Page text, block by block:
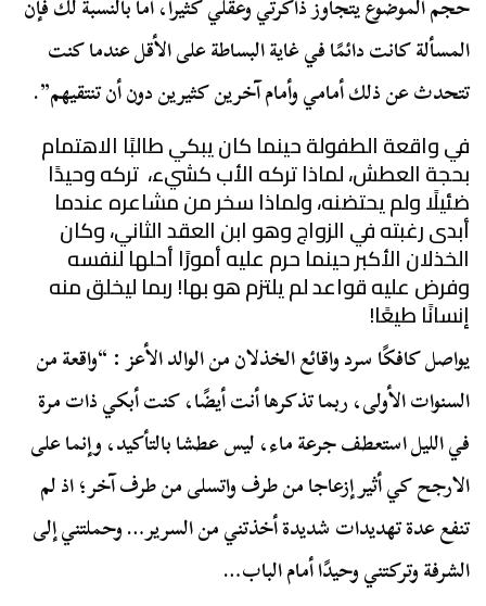
حجم الموضوع يتجاوز ذاكرتي وعقلي كثيراً، أما بالنسبة لك فإن
المسألة كانت دائمًا في غاية البساطة على الأقل عندما كنت
تتحدث عن ذلك أمامي وأمام آخرين كثيرين دون أن تنتقيهم”.
في واقعة الطفولة حينما كان يبكي طالبًا الاهتمام
بحجة العطش، لماذا تركه الأب كشيء، تركه وحيدًا
ضئيلًا ولم يحتضنه، ولماذا سخر من مشاعره عندما
أبدى رغبته في الزواج وهو ابن العقد الثاني، وكان
الخذلان الأكبر حينما حرم عليه أمورًا أحلها لنفسه
وفرض عليه قواعد لم يلتزم هو بها! ربما ليخلق منه
إنسانًا طيعًا!
يواصل كافكًا سرد واقائع الخذلان من الوالد الأعز : “واقعة من
السنوات الأولى، ربما تذكرها أنت أيضًا، كنت أبكي ذات مرة
في الليل استعطف جرعة ماء، ليس عطشا بالتأكيد، وإنما على
الارجح كي أثير إزعاجا من طرف واتسلى من طرف آخر؛ اذ لم
تنفع عدة تهديدات شديدة أخذتني من السرير… وحملتني إلى
الشرفة وتركتني وحيدًا أمام الباب…